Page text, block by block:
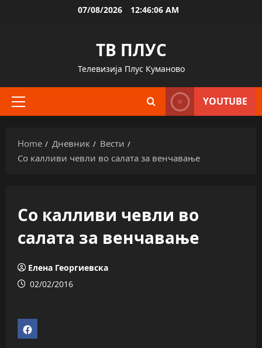
07/08/2026 12:46:07 AM
ТВ ПЛУС
Телевизија Плус Куманово
Primary
YOUTUBE
Home Дневник
Вести
Со калливи чевли во салата за венчавање
Со калливи чевли во
салата за венчавање
Елена Георгиевска
02/02/2016